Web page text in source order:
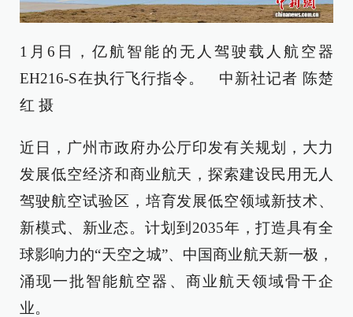
1月6日，亿航智能的无人驾驶载人航空器
EH216-S在执行飞行指令。 中新社记者 陈楚
红 摄
近日，广州市政府办公厅印发有关规划，大力
发展低空经济和商业航天，探索建设民用无人
驾驶航空试验区，培育发展低空领域新技术、
新模式、新业态。计划到2035年，打造具有全
球影响力的“天空之城”、中国商业航天新一极，
涌现一批智能航空器、商业航天领域骨干企
业。